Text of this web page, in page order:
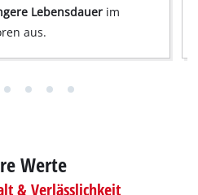
Lebensdauerim
aus.
Werte
& Verlässlichkeit